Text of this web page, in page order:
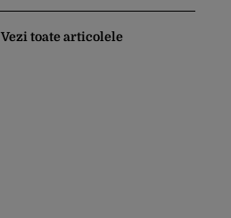
Vezi toate articolele